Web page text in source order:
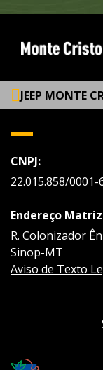
JEEP MONTE
CNPJ:
22.015.858/0001-
Endereço
R. Colonizador
Sinop-MT
Aviso de Texto